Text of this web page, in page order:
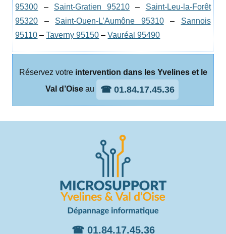
95300 – Saint-Gratien 95210 – Saint-Leu-la-Forêt
95320 – Saint-Ouen-L’Aumône 95310– Sannois
95110 –Taverny 95150 –Vauréal 95490
Réservez votre intervention dans les Yvelines et le
Val d’Oiseau ☎ 01.84.17.45.36
☎ 01.84.17.45.36